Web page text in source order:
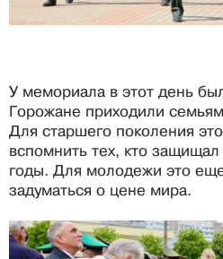
У мемориала в этот день
Горожане приходили
Для старшего поколения
вспомнить тех, кто
годы. Для молодежи это
задуматься о цене мира.